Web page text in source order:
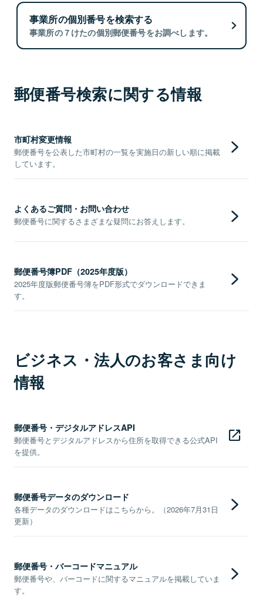
事業所の個別番号を検索する
事業所の７けたの個別郵便番号をお調べします。
郵便番号検索に関する情報
市町村変更情報
郵便番号を公表した市町村の一覧を実施日の新しい順に掲載
しています。
よくあるご質問・お問い合わせ
郵便番号に関するさまざまな疑問にお答えします。
郵便番号簿PDF（2025年度版）
2025年度版郵便番号簿をPDF形式でダウンロードできま
す。
ビジネス・法人のお客さま向け
情報
郵便番号・デジタルアドレスAPI
郵便番号とデジタルアドレスから住所を取得できる公式API
を提供。
郵便番号データのダウンロード
各種データのダウンロードはこちらから。（2026年7月31日
更新）
郵便番号・バーコードマニュアル
郵便番号や、バーコードに関するマニュアルを掲載していま
す。